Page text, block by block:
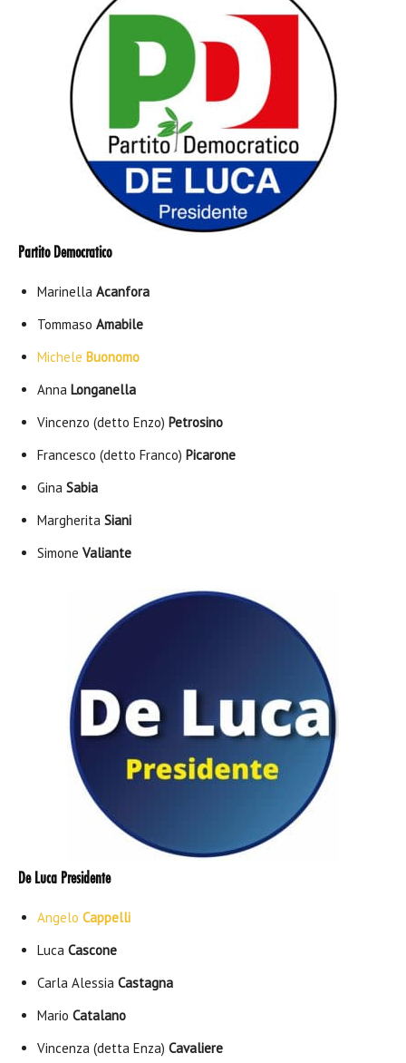
Partito Democratico
Marinella Acanfora
Tommaso Amabile
Michele Buonomo
Anna Longanella
Vincenzo (detto Enzo) Petrosino
Francesco (detto Franco) Picarone
Gina Sabia
Margherita Siani
Simone Valiante
De Luca Presidente
Angelo Cappelli
Luca Cascone
Carla Alessia Castagna
Mario Catalano
Vincenza (detta Enza) Cavaliere